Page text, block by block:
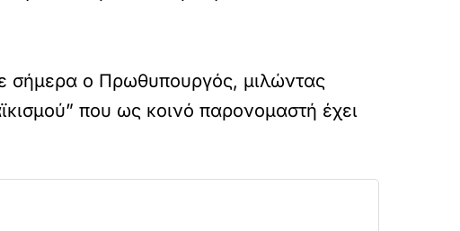
σήμερα ο Πρωθυπουργός, μιλώντας
που ως κοινό παρονομαστή έχει